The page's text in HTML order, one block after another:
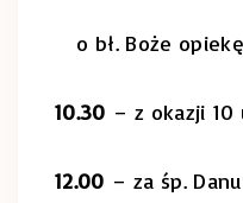
o bł. Boże
10.30 – z okazji 10
12.00 – za śp.